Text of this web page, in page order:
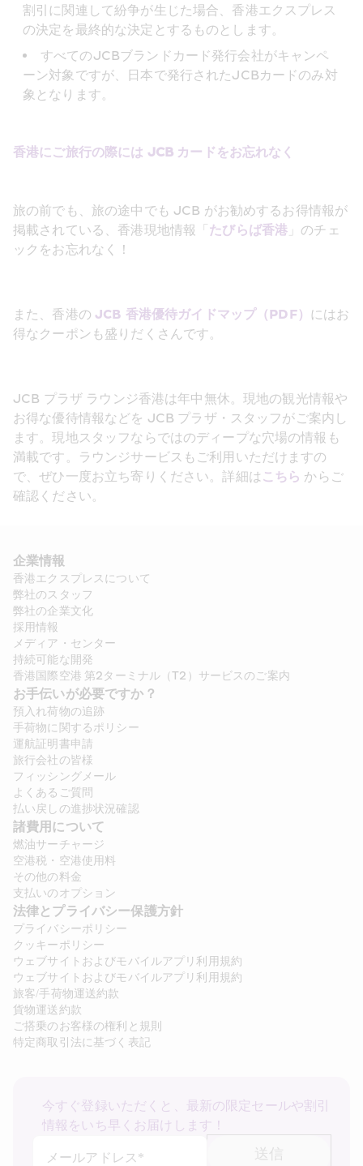
割引に関連して紛争が生じた場合、香港エクスプレス
の決定を最終的な決定とするものとします。
すべてのJCBブランドカード発行会社がキャンペ
ーン対象ですが、日本で発行されたJCBカードのみ対
象となります。
香港にご旅行の際には JCB カードをお忘れなく
旅の前でも、旅の途中でも JCB がお勧めするお得情報が
掲載されている、香港現地情報「 たびらば香港 」のチェ
ックをお忘れなく！
また、香港の JCB 香港優待ガイドマップ（PDF） にはお
得なクーポンも盛りだくさんです。
JCB プラザ ラウンジ香港は年中無休。現地の観光情報や
お得な優待情報などを JCB プラザ・スタッフがご案内し
ます。現地スタッフならではのディープな穴場の情報も
満載です。ラウンジサービスもご利用いただけますの
で、ぜひ一度お立ち寄りください。詳細は こちら からご
確認ください。
企業情報
香港エクスプレスについて
弊社のスタッフ
弊社の企業文化
採用情報
メディア・センター
持続可能な開発
香港国際空港 第2ターミナル（T2）サービスのご案内
お手伝いが必要ですか？
預入れ荷物の追跡
手荷物に関するポリシー
運航証明書申請
旅行会社の皆様
フィッシングメール
よくあるご質問
払い戻しの進捗状況確認
諸費用について
燃油サーチャージ
空港税・空港使用料
その他の料金
支払いのオプション
法律とプライバシー保護方針
プライバシーポリシー
クッキーポリシー
ウェブサイトおよびモバイルアプリ利用規約
ウェブサイトおよびモバイルアプリ利用規約
旅客/手荷物運送約款
貨物運送約款
ご搭乗のお客様の権利と規則
特定商取引法に基づく表記
今すぐ登録いただくと、最新の限定セールや割引
情報をいち早くお届けします！
メールアドレス*
送信